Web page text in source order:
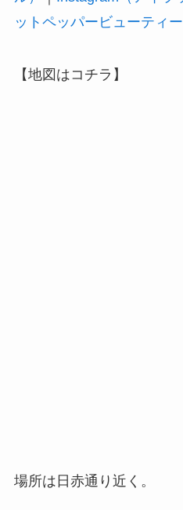
ットペッパービューティー
【地図はコチラ】
場所は日赤通り近く。